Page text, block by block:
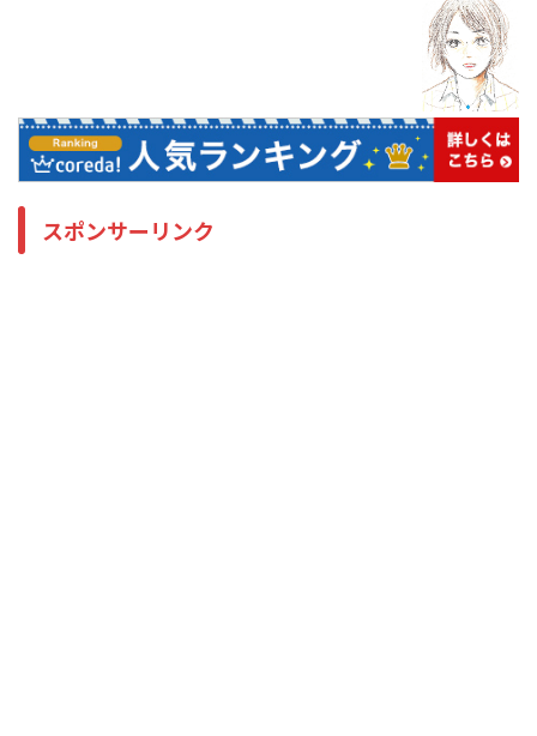
スポンサーリンク